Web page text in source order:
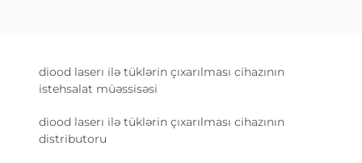
diood laserı ilə tüklərin çıxarılması cihazının
istehsalat müəssisəsi
diood laserı ilə tüklərin çıxarılması cihazının
distributoru